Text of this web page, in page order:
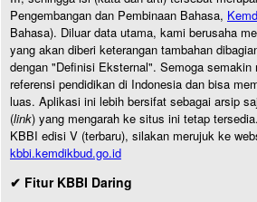
Pengembangan dan Pembinaan Bahasa,
Bahasa). Diluar data utama, kami berusaha
yang akan diberi keterangan tambahan
dengan "Definisi Eksternal". Semoga semakin
referensi pendidikan di Indonesia dan bisa
luas. Aplikasi ini lebih bersifat sebagai arsip
(link) yang mengarah ke situs ini tetap
KBBI edisi V (terbaru), silakan merujuk ke
kbbi.kemdikbud.go.id
✔ Fitur KBBI Daring